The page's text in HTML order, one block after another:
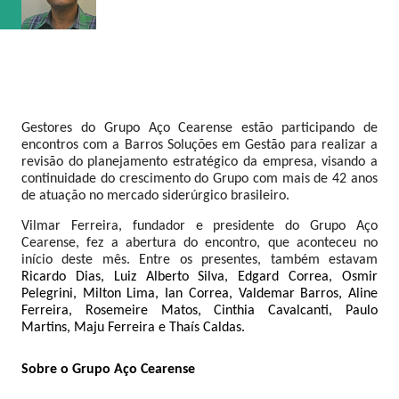
Gestores do Grupo Aço Cearense estão participando de
encontros com a Barros Soluções em Gestão para realizar a
revisão do planejamento estratégico da empresa, visando a
continuidade do crescimento do Grupo com mais de 42 anos
de atuação no mercado siderúrgico brasileiro.
Vilmar Ferreira, fundador e presidente do Grupo Aço
Cearense, fez a abertura do encontro, que aconteceu no
Ricardo Dias, Luiz Alberto Silva, Edgard Correa, Osmir
Pelegrini, Milton Lima, Ian Correa, Valdemar Barros, Aline
Ferreira, Rosemeire Matos, Cinthia Cavalcanti, Paulo
Martins, Maju Ferreira e Thaís Caldas.
Sobre o Grupo Aço Cearense